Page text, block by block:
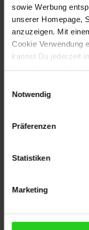
sowie Werbung
unserer Homepage,
anzuzeigen. Mit
Cookie Verwendung
kannst Du jederzeit
ändern bzw.
Notwendig
Präferenzen
Statistiken
Marketing
Artikelnummer:
EAN: 5035048616376
Artikel gehört zur